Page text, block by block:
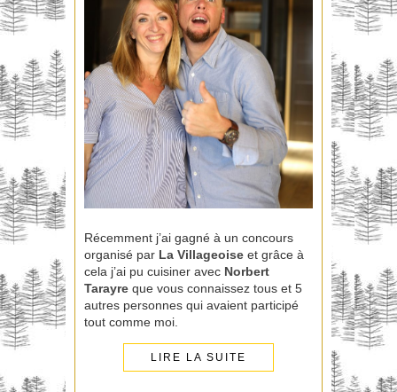
Récemment j’ai gagné à un concours
organisé par La Villageoise et grâce à
cela j’ai pu cuisiner avec Norbert
Tarayre que vous connaissez tous et 5
autres personnes qui avaient participé
tout comme moi.
LIRE LA SUITE